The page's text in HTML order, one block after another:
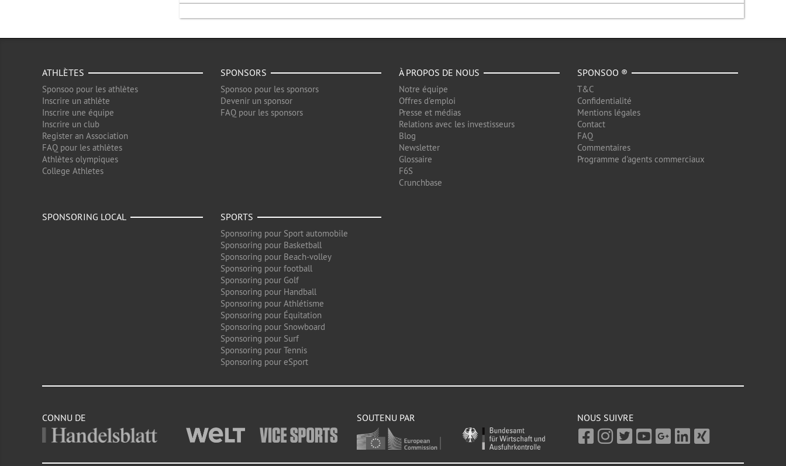
ATHLÈTES
Sponsoo pour les athlètes
Inscrire un athlète
Inscrire une équipe
Inscrire un club
Register an Association
FAQ pour les athlètes
Athlètes olympiques
College Athletes
SPONSORS
Sponsoo pour les sponsors
Devenir un sponsor
FAQ pour les sponsors
À PROPOS DE NOUS
Notre équipe
Offres d'emploi
Presse et médias
Relations avec les investisseurs
Blog
Newsletter
Glossaire
F6S
Crunchbase
SPONSOO ®
T&C
Confidentialité
Mentions légales
Contact
FAQ
Commentaires
Programme d'agents commerciaux
SPONSORING LOCAL SPORTS
Sponsoring pour Sport automobile
Sponsoring pour Basketball
Sponsoring pour Beach-volley
Sponsoring pour football
Sponsoring pour Golf
Sponsoring pour Handball
Sponsoring pour Athlétisme
Sponsoring pour Équitation
Sponsoring pour Snowboard
Sponsoring pour Surf
Sponsoring pour Tennis
Sponsoring pour eSport
CONNU DE SOUTENU PAR NOUS SUIVRE